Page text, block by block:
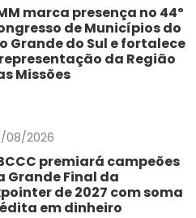
marca presença no 44º
de Municípios do
Grande do Sul e fortalece
da Região
Missões
08/2026
premiará campeões
Grande Final da
de 2027 com soma
em dinheiro